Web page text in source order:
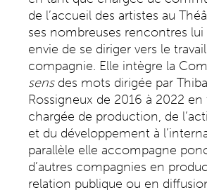
de l’accueil des artistes au
ses nombreuses rencontres
envie de se diriger vers le
compagnie. Elle intègre la
sensdes mots dirigée par
Rossigneux de 2016 à 2022
chargée de production, de
et du développement à
parallèle elle accompagne
d’autres compagnies en
relation publique ou en